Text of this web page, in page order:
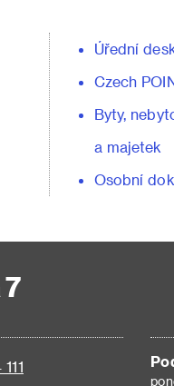
Úřední
Czech
Byty,
a majetek
Osobní